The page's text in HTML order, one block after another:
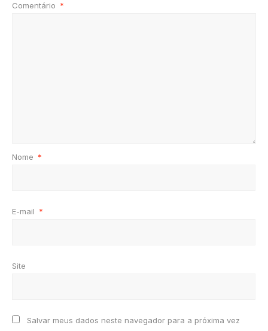
Comentário *
Nome *
E-mail *
Site
Salvar meus dados neste navegador para a próxima vez